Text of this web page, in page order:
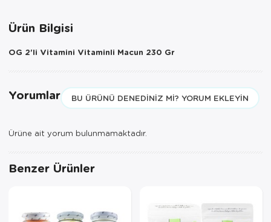
Ürün Bilgisi
OG 2'li Vitamini Vitaminli Macun 230 Gr
Yorumlar BU ÜRÜNÜ DENEDINIZ MI? YORUM EKLEYIN
Ürüne ait yorum bulunmamaktadır.
Benzer Ürünler
Sepetinizde AYNI GÜN TESLİMAT
seçemezsiniz. NOT: AYNI GÜN
TESLİMAT hizmeti sadece İSTANBUL
geçerlidir.